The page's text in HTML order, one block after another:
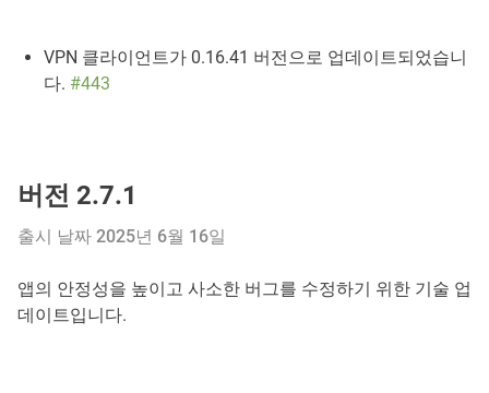
VPN 클라이언트가 0.16.41 버전으로 업데이트되었습니
다. #443
버전 2.7.1
출시 날짜 2025년 6월 16일
앱의 안정성을 높이고 사소한 버그를 수정하기 위한 기술 업
데이트입니다.